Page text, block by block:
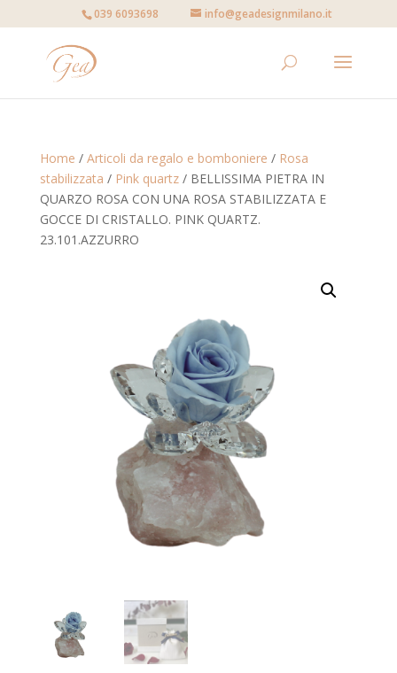
039 6093698 info@geadesignmilano.it
Home / Articoli da regalo e bomboniere / Rosa
stabilizzata / Pink quartz/ BELLISSIMA PIETRA IN
QUARZO ROSA CON UNA ROSA STABILIZZATA E
GOCCE DI CRISTALLO. PINK QUARTZ.
23.101.AZZURRO